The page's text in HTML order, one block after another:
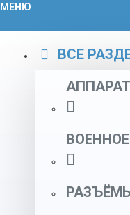
МЕНЮ
ВСЕ